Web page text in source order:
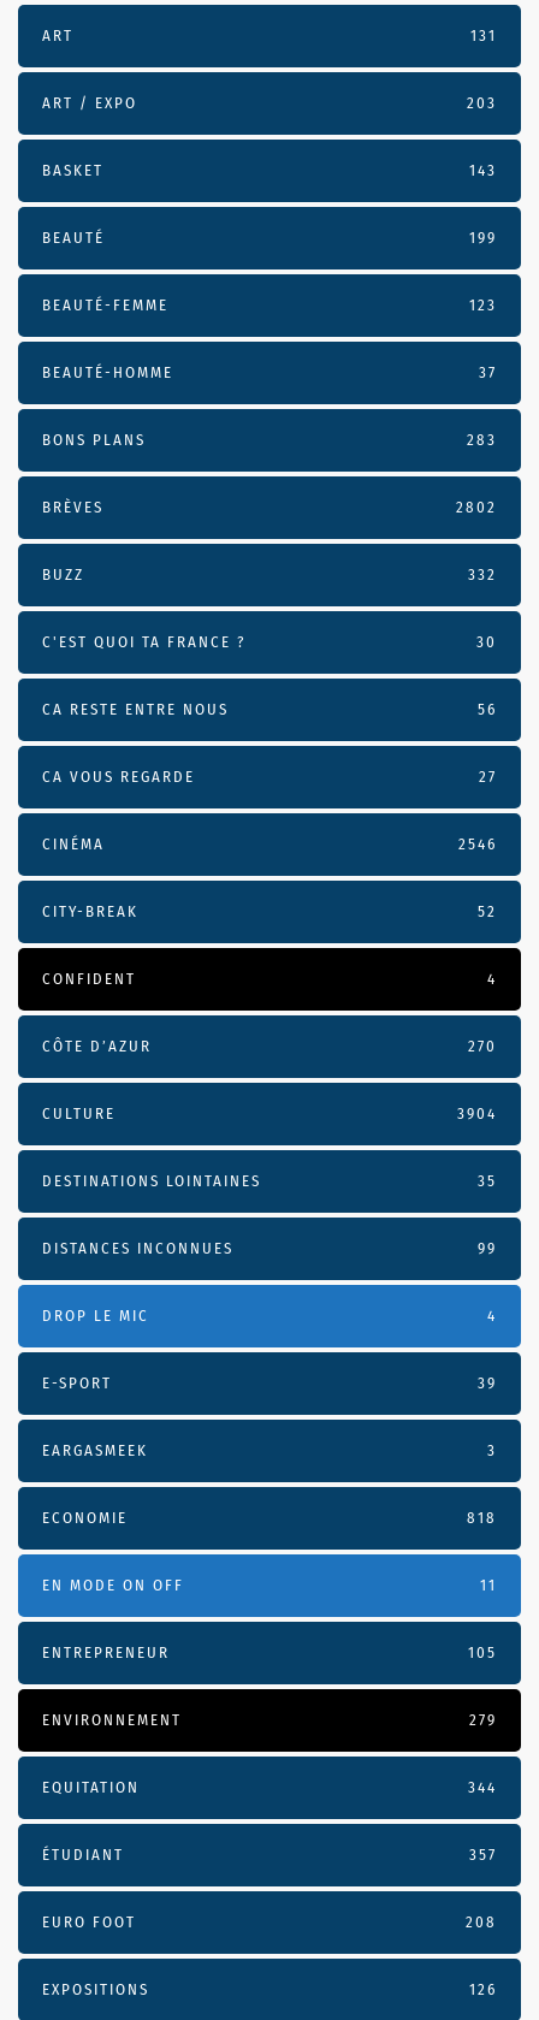
ART 131
ART / EXPO 203
BASKET 143
BEAUTÉ 199
BEAUTÉ-FEMME 123
BEAUTÉ-HOMME 37
BONS PLANS 283
BRÈVES 2802
BUZZ 332
C'EST QUOI TA FRANCE ? 30
CA RESTE ENTRE NOUS 56
CA VOUS REGARDE 27
CINÉMA 2546
CITY-BREAK 52
CONFIDENT 4
CÔTE D’AZUR 270
CULTURE 3904
DESTINATIONS LOINTAINES 35
DISTANCES INCONNUES 99
DROP LE MIC 4
E-SPORT 39
EARGASMEEK 3
ECONOMIE 818
EN MODE ON OFF 11
ENTREPRENEUR 105
ENVIRONNEMENT 279
EQUITATION 344
ÉTUDIANT 357
EURO FOOT 208
EXPOSITIONS 126